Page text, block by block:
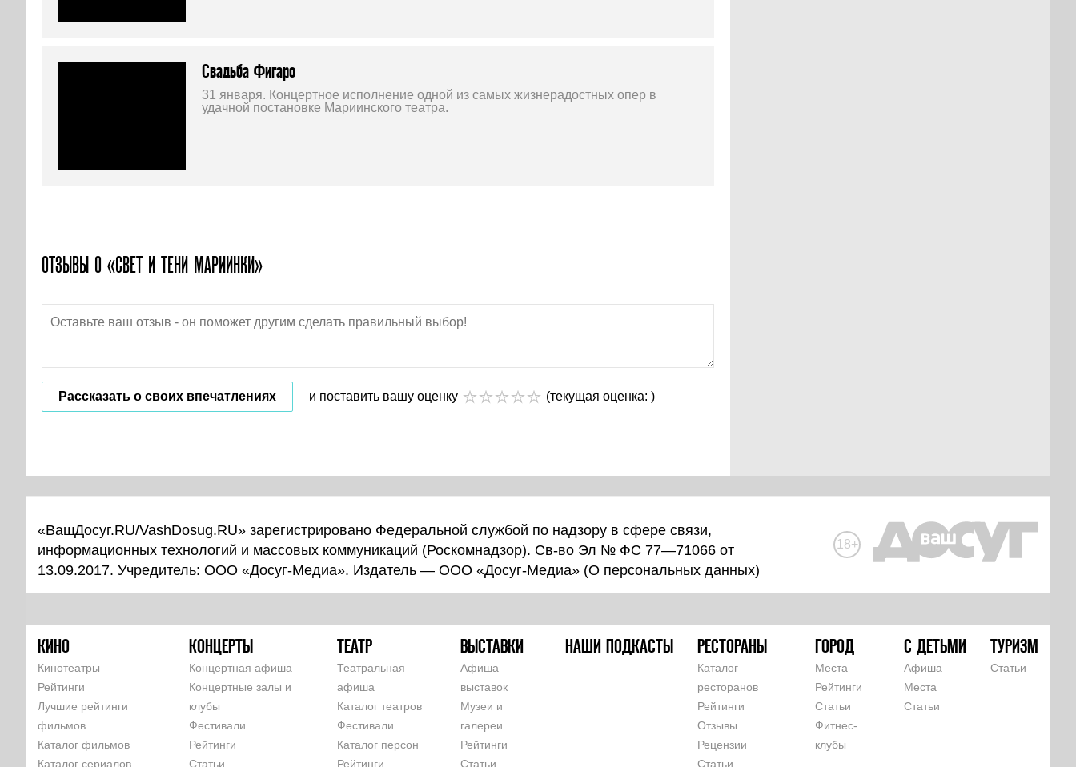
Свадьба Фигаро
31 января. Концертное исполнение одной из самых жизнерадостных опер в
удачной постановке Мариинского театра.
ОТЗЫВЫ О «СВЕТ И ТЕНИ МАРИИНКИ»
Рассказать о своих впечатлениях и поставить вашу оценку (текущая оценка: )
«ВашДосуг.RU/VashDosug.RU» зарегистрировано Федеральной службой по надзору в сфере связи,
информационных технологий и массовых коммуникаций (Роскомнадзор). Св-во Эл № ФС 77—71066 от
13.09.2017. Учредитель: ООО «Досуг-Медиа». Издатель — ООО «Досуг-Медиа» (О персональных данных)
18+
КИНО
Кинотеатры
Рейтинги
Лучшие рейтинги
фильмов
Каталог фильмов
Каталог сериалов
КОНЦЕРТЫ
Концертная афиша
Концертные залы и
клубы
Фестивали
Рейтинги
Статьи
ТЕАТР
Театральная
афиша
Каталог театров
Фестивали
Каталог персон
Рейтинги
ВЫСТАВКИ
Афиша
выставок
Музеи и
галереи
Рейтинги
Статьи
НАШИ ПОДКАСТЫ РЕСТОРАНЫ
Каталог
ресторанов
Рейтинги
Отзывы
Рецензии
Статьи
ГОРОД
Места
Рейтинги
Статьи
Фитнес-
клубы
С ДЕТЬМИ
Афиша
Места
Статьи
ТУРИЗМ
Статьи